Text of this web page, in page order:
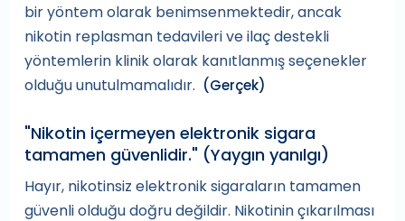
bir yöntem olarak benimsenmektedir, ancak
nikotin replasman tedavileri ve ilaç destekli
yöntemlerin klinik olarak kanıtlanmış seçenekler
olduğu unutulmamalıdır. (Gerçek)
"Nikotin içermeyen elektronik sigara
tamamen güvenlidir." (Yaygın yanılgı)
Hayır, nikotinsiz elektronik sigaraların tamamen
güvenli olduğu doğru değildir. Nikotinin çıkarılması